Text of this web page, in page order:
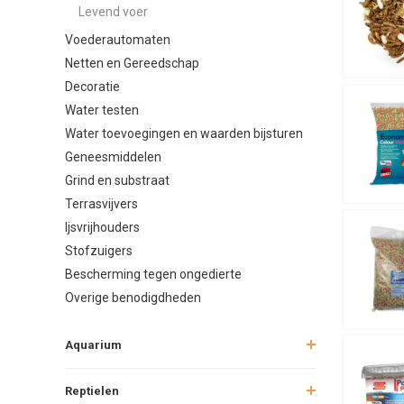
Levend voer
Voederautomaten
Netten en Gereedschap
Decoratie
Water testen
Water toevoegingen en waarden bijsturen
Geneesmiddelen
Grind en substraat
Terrasvijvers
Ijsvrijhouders
Stofzuigers
Bescherming tegen ongedierte
Overige benodigdheden
Aquarium
Reptielen
baat bij
soort,
Net als
Voor
Hoe
zomer, bij
kouder is,
voeren.